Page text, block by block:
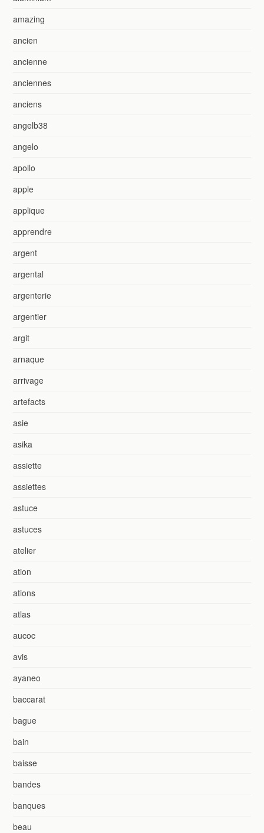
amazing
ancien
ancienne
anciennes
anciens
angelb38
angelo
apollo
apple
applique
apprendre
argent
argental
argenterie
argentier
argit
arnaque
arrivage
artefacts
asie
asika
assiette
assiettes
astuce
astuces
atelier
ation
ations
atlas
aucoc
avis
ayaneo
baccarat
bague
bain
baisse
bandes
banques
beau